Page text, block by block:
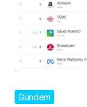
Gündem